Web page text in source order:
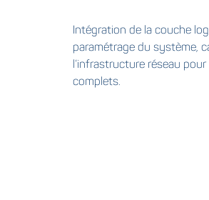
Intégration de la couche
paramétrage du système,
l’infrastructure réseau
complets.